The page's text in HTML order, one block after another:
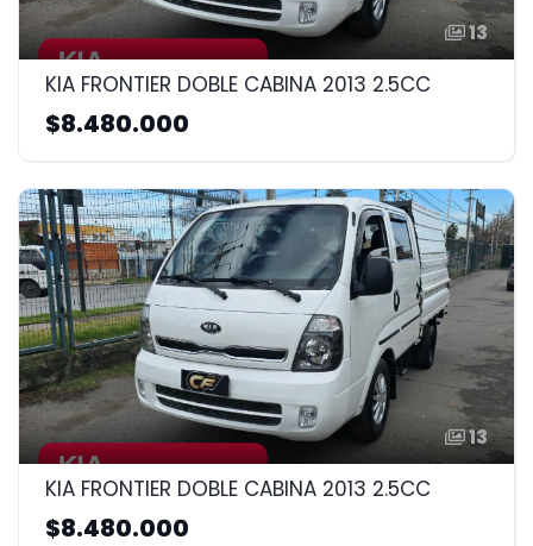
13
KIA FRONTIER DOBLE CABINA 2013 2.5CC
$8.480.000
13
KIA FRONTIER DOBLE CABINA 2013 2.5CC
$8.480.000